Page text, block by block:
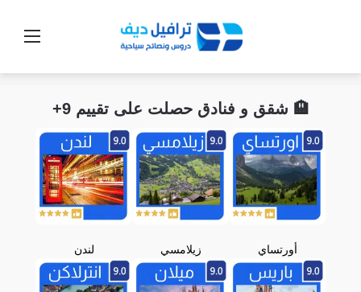
🏨 شقق و فنادق حصلت على تقييم 9+
أورتساي زيلامسي لندن